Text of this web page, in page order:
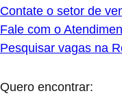
Contate o setor de
Fale com o
Pesquisar vagas na
Quero encontrar: